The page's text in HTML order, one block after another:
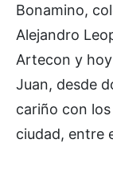
Bonamino,
Alejandro
Artecon y
Juan, desde
cariño con
ciudad, entre